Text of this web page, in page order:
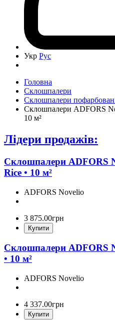
Укр Рус
Головна
Склошпалери
Склошпалери
Склошпалери ADFORS
10 м²
Лідери продажів:
Склошпалери ADFORS
Rice • 10 м²
ADFORS Novelio
3 875.00грн
Купити
Склошпалери ADFORS
• 10 м²
ADFORS Novelio
4 337.00грн
Купити